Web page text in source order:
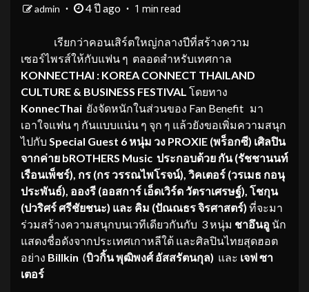
admin 4 ปี ago 1 min read
เรียกว่าคอนเสิร์ตใหญ่กลางปีที่สร้างความ
เซอร์ไพรส์ให้กับแฟน ๆ ตลอดสำหรับเทศกาล
KONNECTHAI : KOREA CONNECT THAILAND
CULTURE & BUSINESS FESTIVAL โดยทาง
KonnecThai ยังจัดหนักในส่วนของ Fan Benefit มา
เอาใจแฟน ๆ กันแบบแน่น ๆ จุก ๆ แล้วยังขอเพิ่มความสนุก
ไปกับ Special Guest 6 หนุ่ม วง PROXIE (พร็อกซี) เศิลปิน
จากค่าย bROTHERS Music ประกอบด้วย กัน (รัชชานนท์
เรือนเพ็ชร์) , กร (กร วรรณไพโรจน์), วิคเตอร์ (วรเมธ กอนุ
ประพันธ์), อองรี (ออสการ์ เอ็ดเวิร์ด วัตราเศรษฐ์), โชกุน
(ปวริศร์ ศรีชัยชนะ) และ คิม (ปัณณธร จิรศาสตร์) ที่จะมา
ร่วมสร้างความสนุกบนเวทีเดียวกันกับ 3 หนุ่ม ชาอึนอู นัก
แสดงชื่อดังจากประเทศเกาหลีใต้ และศิลปินไทยสุดฮอต
อย่าง Billkin (บิวกิ้น พุฒิพงศ์ อัสสรัตนกุล) และ เจฟ ซา
เตอร์